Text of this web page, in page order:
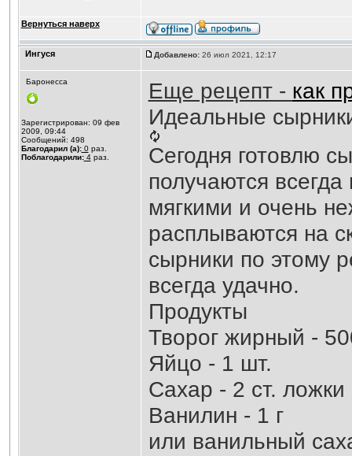
Вернуться наверх
Ингуся Добавлено:26 июл 2021, 12:17
Баронесса
Зарегистрирован: 09 фев
2009, 09:44
Сообщений: 498
Благодарил (а):0раз.
Поблагодарили:4раз.
Еще рецепт - как
Идеальные
Сегодня готовлю
получаются
мягкими и очень
расплываются на
сырники по этому
всегда удачно.
Продукты
Творог жирный -
Яйцо - 1 шт.
Сахар - 2 ст. ложки
Ванилин - 1 г
или ванильный